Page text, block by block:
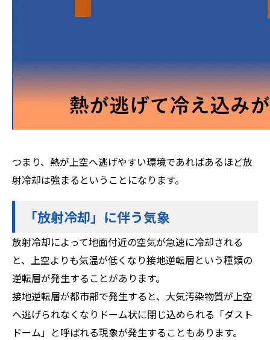
つまり、熱が上空へ逃げやすい環境であればあるほど放
射冷却は強まるということになります。
「放射冷却」に伴う気象
放射冷却によって地面付近の空気が急速に冷却される
と、上空よりも気温が低くなり接地逆転層という種類の
逆転層が発生することがあります。
接地逆転層が都市部で発生すると、大気汚染物質が上空
へ逃げられなくなりドーム状に閉じ込められる「ダスト
ドーム」と呼ばれる現象が発生することもあります。